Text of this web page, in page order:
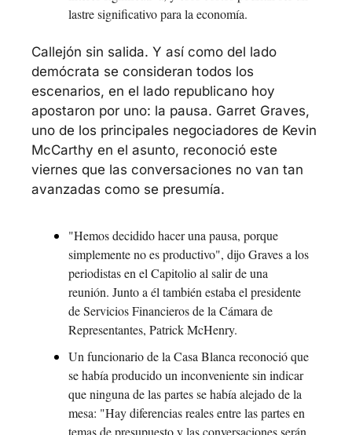
lastre significativo para la economía.
Callejón sin salida. Y así como del lado
demócrata se consideran todos los
escenarios, en el lado republicano hoy
apostaron por uno: la pausa. Garret Graves,
uno de los principales negociadores de Kevin
McCarthy en el asunto, reconoció este
viernes que las conversaciones no van tan
avanzadas como se presumía.
"Hemos decidido hacer una pausa, porque
simplemente no es productivo", dijo Graves a los
periodistas en el Capitolio al salir de una
reunión. Junto a él también estaba el presidente
de Servicios Financieros de la Cámara de
Representantes, Patrick McHenry.
Un funcionario de la Casa Blanca reconoció que
se había producido un inconveniente sin indicar
que ninguna de las partes se había alejado de la
mesa: "Hay diferencias reales entre las partes en
temas de presupuesto y las conversaciones serán